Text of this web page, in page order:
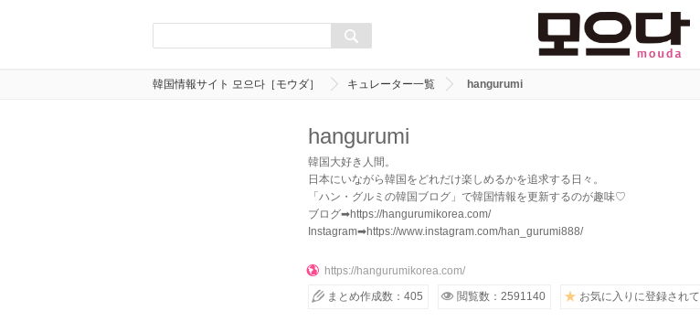
韓国情報サイト 모으다［モウダ］ キュレーター一覧 hangurumi
hangurumi
韓国大好き人間。
日本にいながら韓国をどれだけ楽しめるかを追求する日々。
「ハン・グルミの韓国ブログ」で韓国情報を更新するのが趣味♡
ブログ➡https://hangurumikorea.com/
Instagram➡https://www.instagram.com/han_gurumi888/
https://hangurumikorea.com/
まとめ作成数：405
閲覧数：2591140 お気に入りに登録され